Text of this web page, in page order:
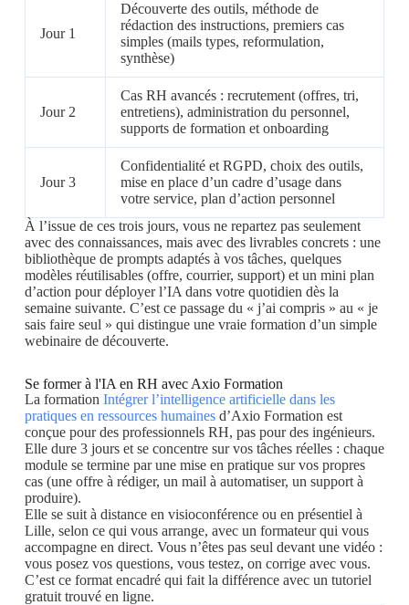
Jour 1
Découverte des outils, méthode de
rédaction des instructions, premiers cas
simples (mails types, reformulation,
synthèse)
Jour 2
Cas RH avancés : recrutement (offres, tri,
entretiens), administration du personnel,
supports de formation et onboarding
Jour 3
Confidentialité et RGPD, choix des outils,
mise en place d’un cadre d’usage dans
votre service, plan d’action personnel
À l’issue de ces trois jours, vous ne repartez pas seulement
avec des connaissances, mais avec des livrables concrets : une
bibliothèque de prompts adaptés à vos tâches, quelques
modèles réutilisables (offre, courrier, support) et un mini plan
d’action pour déployer l’IA dans votre quotidien dès la
semaine suivante. C’est ce passage du « j’ai compris » au « je
sais faire seul » qui distingue une vraie formation d’un simple
webinaire de découverte.
Se former à l'IA en RH avec Axio Formation
La formation Intégrer l’intelligence artificielle dans les
pratiques en ressources humainesd’Axio Formation est
conçue pour des professionnels RH, pas pour des ingénieurs.
Elle dure 3 jours et se concentre sur vos tâches réelles : chaque
module se termine par une mise en pratique sur vos propres
cas (une offre à rédiger, un mail à automatiser, un support à
produire).
Elle se suit à distance en visioconférence ou en présentiel à
Lille, selon ce qui vous arrange, avec un formateur qui vous
accompagne en direct. Vous n’êtes pas seul devant une vidéo :
vous posez vos questions, vous testez, on corrige avec vous.
C’est ce format encadré qui fait la différence avec un tutoriel
gratuit trouvé en ligne.